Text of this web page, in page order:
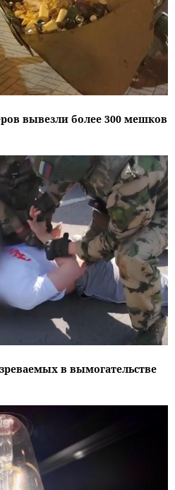
вывезли более 300 мешков
в вымогательстве